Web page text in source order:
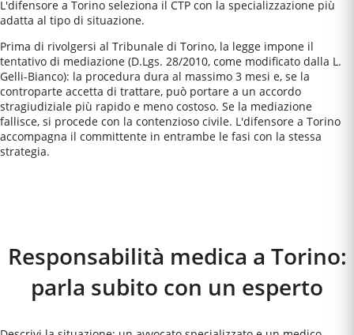
L'difensore a Torino seleziona il CTP con la specializzazione più
adatta al tipo di situazione.
Prima di rivolgersi al Tribunale di Torino, la legge impone il
tentativo di mediazione (D.Lgs. 28/2010, come modificato dalla L.
Gelli-Bianco): la procedura dura al massimo 3 mesi e, se la
controparte accetta di trattare, può portare a un accordo
stragiudiziale più rapido e meno costoso. Se la mediazione
fallisce, si procede con la contenzioso civile. L'difensore a Torino
accompagna il committente in entrambe le fasi con la stessa
strategia.
Responsabilità medica a Torino:
parla subito con un esperto